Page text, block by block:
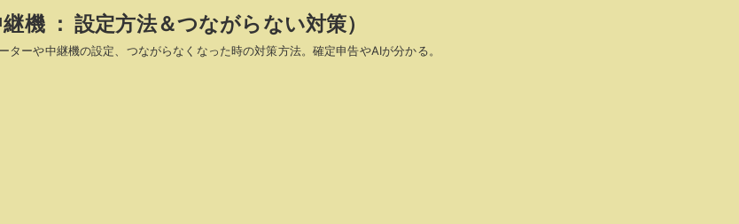
機 ： 設定方法＆つながらない対策）
ーや中継機の設定、つながらなくなった時の対策方法。確定申告やAIが分かる。